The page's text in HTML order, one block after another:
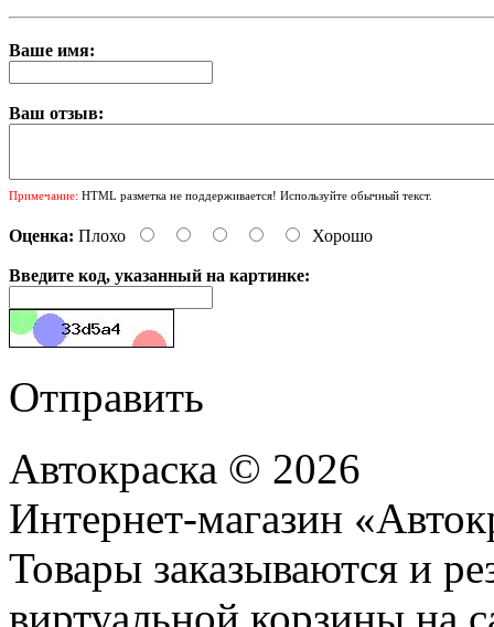
Ваше имя:
Ваш отзыв:
Примечание: HTML разметка не поддерживается! Используйте обычный текст.
Оценка: Плохо Хорошо
Введите код, указанный на картинке:
Отправить
Автокраска © 2026
Интернет-магазин
Товары заказываются и